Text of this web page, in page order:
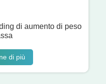
di aumento di peso
di più